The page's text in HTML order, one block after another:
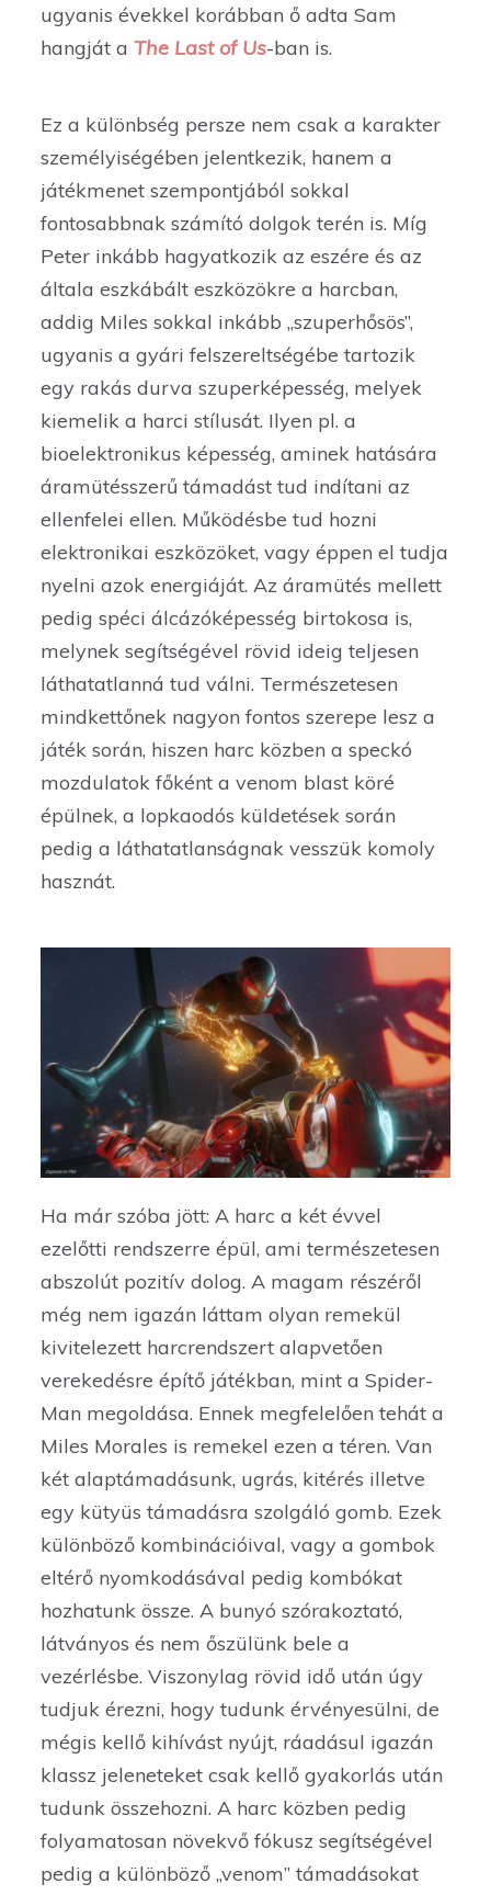
ugyanis évekkel korábban ő adta Sam
hangját aThe Last of Us-ban is.
Ez a különbség persze nem csak a karakter
személyiségében jelentkezik, hanem a
játékmenet szempontjából sokkal
fontosabbnak számító dolgok terén is. Míg
Peter inkább hagyatkozik az eszére és az
általa eszkábált eszközökre a harcban,
addig Miles sokkal inkább „szuperhősös”,
ugyanis a gyári felszereltségébe tartozik
egy rakás durva szuperképesség, melyek
kiemelik a harci stílusát. Ilyen pl. a
bioelektronikus képesség, aminek hatására
áramütésszerű támadást tud indítani az
ellenfelei ellen. Működésbe tud hozni
elektronikai eszközöket, vagy éppen el tudja
nyelni azok energiáját. Az áramütés mellett
pedig spéci álcázóképesség birtokosa is,
melynek segítségével rövid ideig teljesen
láthatatlanná tud válni. Természetesen
mindkettőnek nagyon fontos szerepe lesz a
játék során, hiszen harc közben a speckó
mozdulatok főként a venom blast köré
épülnek, a lopkaodós küldetések során
pedig a láthatatlanságnak vesszük komoly
hasznát.
Ha már szóba jött: A harc a két évvel
ezelőtti rendszerre épül, ami természetesen
abszolút pozitív dolog. A magam részéről
még nem igazán láttam olyan remekül
kivitelezett harcrendszert alapvetően
verekedésre építő játékban, mint a Spider-
Man megoldása. Ennek megfelelően tehát a
Miles Morales is remekel ezen a téren. Van
két alaptámadásunk, ugrás, kitérés illetve
egy kütyüs támadásra szolgáló gomb. Ezek
különböző kombinációival, vagy a gombok
eltérő nyomkodásával pedig kombókat
hozhatunk össze. A bunyó szórakoztató,
látványos és nem őszülünk bele a
vezérlésbe. Viszonylag rövid idő után úgy
tudjuk érezni, hogy tudunk érvényesülni, de
mégis kellő kihívást nyújt, ráadásul igazán
klassz jeleneteket csak kellő gyakorlás után
tudunk összehozni. A harc közben pedig
folyamatosan növekvő fókusz segítségével
pedig a különböző „venom” támadásokat